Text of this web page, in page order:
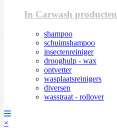
In Carwash producten
shampoo
schuimshampoo
insectenreiniger
drooghulp - wax
ontvetter
wasplaatsreinigers
diversen
wasstraat - rollover
×